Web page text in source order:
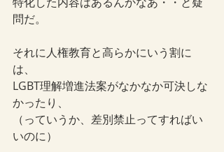
問だ。
それに人権教育と高らかにいう割に
は、
LGBT理解増進法案がなかなか可決しな
かったり、
（っていうか、差別禁止ってすればい
いのに）